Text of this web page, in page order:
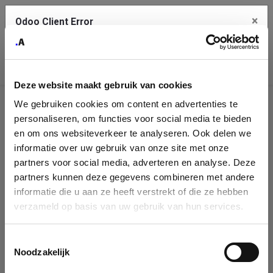
Deze website maakt gebruik van cookies
We gebruiken cookies om content en advertenties te
personaliseren, om functies voor social media te bieden
en om ons websiteverkeer te analyseren. Ook delen we
informatie over uw gebruik van onze site met onze
partners voor social media, adverteren en analyse. Deze
partners kunnen deze gegevens combineren met andere
informatie die u aan ze heeft verstrekt of die ze hebben
verzameld op basis van uw gebruik van hun services.
Noodzakelijk
Company
Identification
Please fill in your company details
You can search a company in our database by name, VAT or
enterprise ID. When a company is selected it will auto-complete the
form. If you don't find your company in our database, you can create
Odoo Client Error ×
service.
See details
Ok